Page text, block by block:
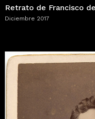
Retrato de Francisco
Diciembre 2017